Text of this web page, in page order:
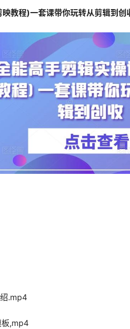
映教程)一套课带你玩转从剪辑到创
.mp4
,mp4